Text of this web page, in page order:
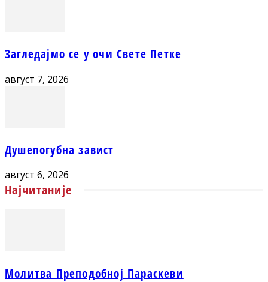
Загледајмо се у очи Свете Петке
август 7, 2026
Душепогубна завист
август 6, 2026
Најчитаније
Молитва Преподобној Параскеви